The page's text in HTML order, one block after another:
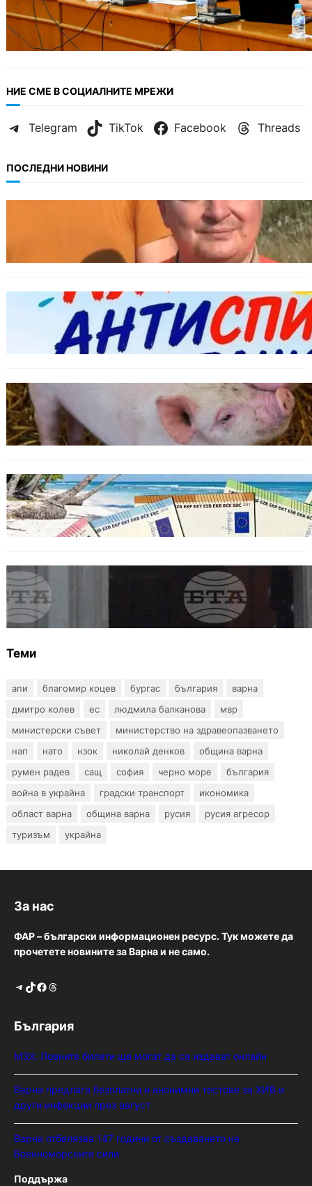
НИЕ СМЕ В СОЦИАЛНИТЕ МРЕЖИ
Telegram TikTok Facebook Threads
ПОСЛЕДНИ НОВИНИ
МЗХ: Ловните билети ще могат да се
издават онлайн
БЪЛГАРИЯ
Варна предлага безплатни и анонимни
тестове за ХИВ и други инфекции през
август
Тревога във Варненско: Африканска чума
по свинете е открита край Гроздьово
ИКОНОМИКА
Край на цените в две валути: От 9 август
етикетите ще са само в евро.
Варна отбелязва 147 години от създаването
на Военноморските сили
Теми
апи благомир коцев бургас българия
варна
дмитро колев
ес людмила балканова
мвр
министерски съвет
министерство на здравеопазването
нап
нато нзок николай денков
община варна
румен радев
сащ софия черно море
българия
война в украйна
градски транспорт
икономика
област варна
община варна русия
русия агресор
туризъм
украйна
За нас
ФАР – български информационен ресурс. Тук можете да
прочетете новините за Варна и не само.
Telegram TikTok Facebook Threads
България
МЗХ: Ловните билети ще могат да се издават онлайн
Варна предлага безплатни и анонимни тестове за ХИВ и
други инфекции през август
Варна отбелязва 147 години от създаването на
Военноморските сили
Поддържа